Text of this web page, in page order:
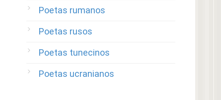
Poetas rumanos
Poetas rusos
Poetas tunecinos
Poetas ucranianos